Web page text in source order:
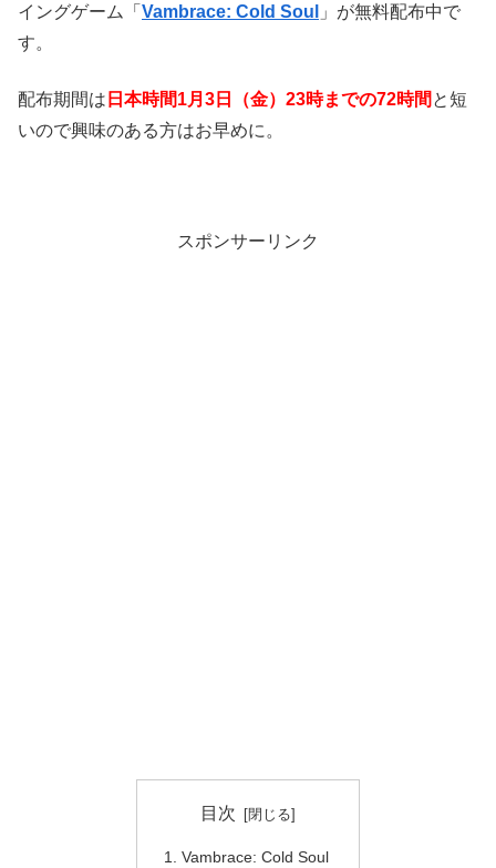
イングゲーム「 Vambrace: Cold Soul
」が無料配布中で
す。
配布期間は 日本時間1月3 日（金）23時までの72時間 と短
いので興味のある方はお早めに。
スポンサーリンク
目次
Vambrace: Cold Soul